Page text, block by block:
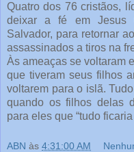
Quatro dos 76 cristãos,
deixar a fé em Jesus
Salvador, para retornar
assassinados a tiros na
Às ameaças se voltaram
que tiveram seus filhos
voltarem para o islã.
quando os filhos delas
para eles que “tudo ficaria
ABN às 4:31:00 AM